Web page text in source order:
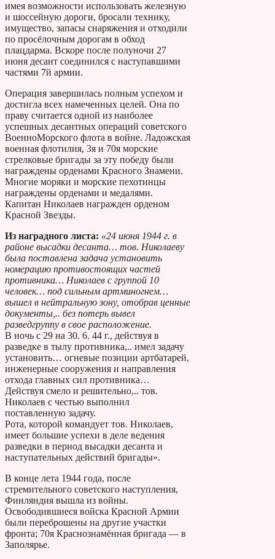
имея возможности использовать железную
и шоссейную дороги, бросали технику,
имущество, запасы снаряжения и отходили
по просёлочным дорогам в обход
плацдарма. Вскоре после полуночи 27
июня десант соединился с наступавшими
частями 7­й армии.
Операция завершилась полным успехом и
достигла всех намеченных целей. Она по
праву считается одной из наиболее
успешных десантных операций советского
Военно­Морского флота в войне. Ладожская
военная флотилия, 3­я и 70­я морские
стрелковые бригады за эту победу были
награждены орденами Красного Знамени.
Многие моряки и морские пехотинцы
награждены орденами и медалями.
Капитан Николаев награжден орденом
Красной Звезды.
Из наградного листа: «24 июня 1944 г. в
районе высадки десанта… тов. Николаеву
была поставлена задача установить
номерацию противостоящих частей
противника… Николаев с группой 10
человек… под сильным артминогнем…
вышел в нейтральную зону, отобрав ценные
документы,.. без потерь вывел
разведгруппу в свое расположение.
В ночь с 29 на 30. 6. 44 г., действуя в
разведке в тылу противника,.. имел задачу
установить… огневые позиции артбатарей,
инженерные сооружения и направления
отхода главных сил противника…
Действуя смело и решительно,.. тов.
Николаев с честью выполнил
поставленную задачу.
Рота, которой командует тов. Николаев,
имеет большие успехи в деле ведения
разведки в период высадки десанта и
наступательных действий бригады».
В конце лета 1944 года, после
стремительного советского наступления,
Финляндия вышла из войны.
Освободившиеся войска Красной Армии
были переброшены на другие участки
фронта; 70­я Краснознамённая бригада — в
Заполярье.